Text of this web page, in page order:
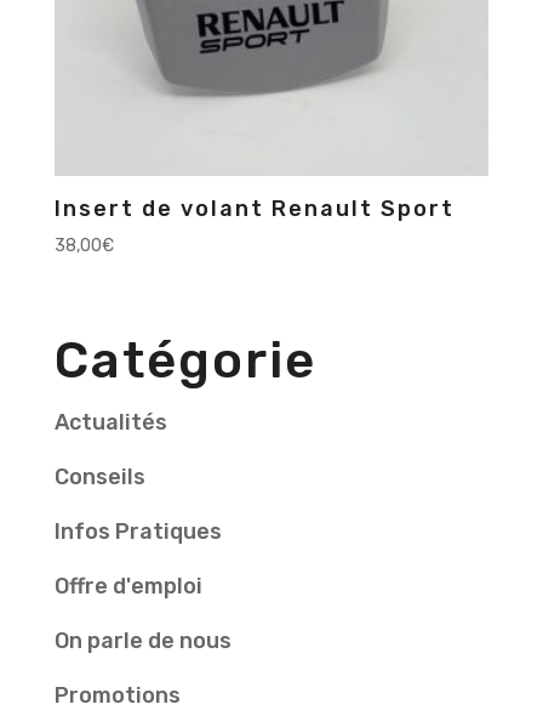
Insert de volant Renault Sport
38,00€
Catégorie
Actualités
Conseils
Infos Pratiques
Offre d'emploi
On parle de nous
Promotions